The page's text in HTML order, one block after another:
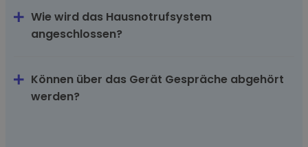
Wie wird das Hausnotrufsystem
angeschlossen?
Können über das Gerät Gespräche abgehört
werden?